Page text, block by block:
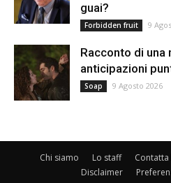
guai?
Forbidden fruit 9
Racconto di una
anticipazioni
Soap 9 Agosto 2026
Chi siamo Lo staff
Disclaimer